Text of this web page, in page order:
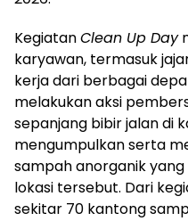
KegiatanClean Up Day
karyawan, termasuk
kerja dari berbagai
melakukan aksi
sepanjang bibir jalan di
mengumpulkan serta
sampah anorganik
lokasi tersebut. Dari
sekitar 70 kantong